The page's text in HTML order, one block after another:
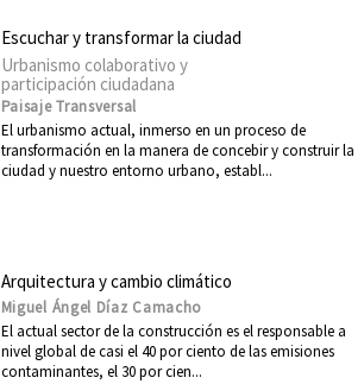
Escuchar y transformar la ciudad
Urbanismo colaborativo y
participación ciudadana
Paisaje Transversal
El urbanismo actual, inmerso en un proceso de
transformación en la manera de concebir y construir la
ciudad y nuestro entorno urbano, establ...
Arquitectura y cambio climático
Miguel Ángel Díaz Camacho
El actual sector de la construcción es el responsable a
nivel global de casi el 40 por ciento de las emisiones
contaminantes, el 30 por cien...